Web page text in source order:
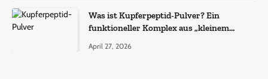
Was ist Kupferpeptid-Pulver? Ein
funktioneller Komplex aus „kleinem
April 27, 2026